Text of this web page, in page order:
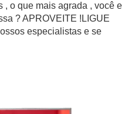
o que mais agrada , você e
? APROVEITE !LIGUE
especialistas e se